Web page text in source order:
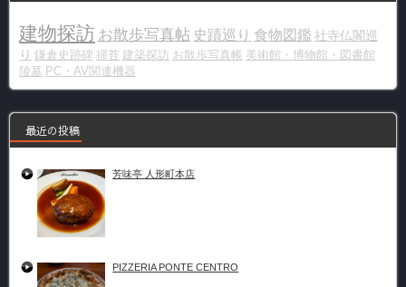
建物探訪 お散歩写真帖 史蹟巡り 食物図鑑 社寺仏閣巡
り 鎌倉史跡碑 掃苔 建築探訪 お散歩写真帳 美術館・博物館・図書館
陵墓 PC・AV関連機器
最近の投稿
芳味亭 人形町本店
PIZZERIA PONTE CENTRO